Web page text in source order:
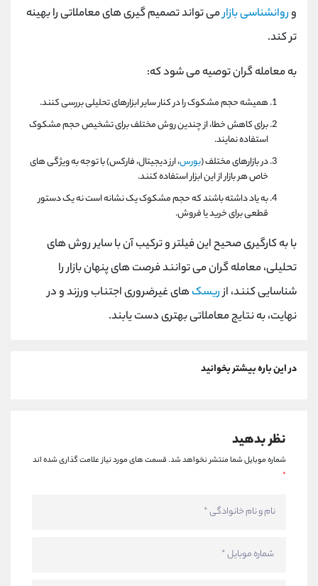
وروانشناسی بازارمی تواند تصمیم گیری های معاملاتی را بهینه
تر کند.
به معامله گران توصیه می شود که:
همیشه حجم مشکوک را در کنار سایر ابزارهای تحلیلی بررسی کنند.
برای کاهش خطا، از چندین روش مختلف برای تشخیص حجم مشکوک
استفاده نمایند.
در بازارهای مختلف (بورس، ارز دیجیتال، فارکس) با توجه به ویژگی های
خاص هر بازار از این ابزار استفاده کنند.
به یاد داشته باشند که حجم مشکوک یک نشانه است نه یک دستور
قطعی برای خرید یا فروش.
با به کارگیری صحیح این فیلتر و ترکیب آن با سایر روش های
تحلیلی، معامله گران می توانند فرصت های پنهان بازار را
شناسایی کنند، ازریسکهای غیرضروری اجتناب ورزند و در
نهایت، به نتایج معاملاتی بهتری دست یابند.
در این باره بیشتر بخوانید
نظر بدهید
شماره موبایل شما منتشر نخواهد شد.قسمت های مورد نیاز علامت گذاری شده اند
*